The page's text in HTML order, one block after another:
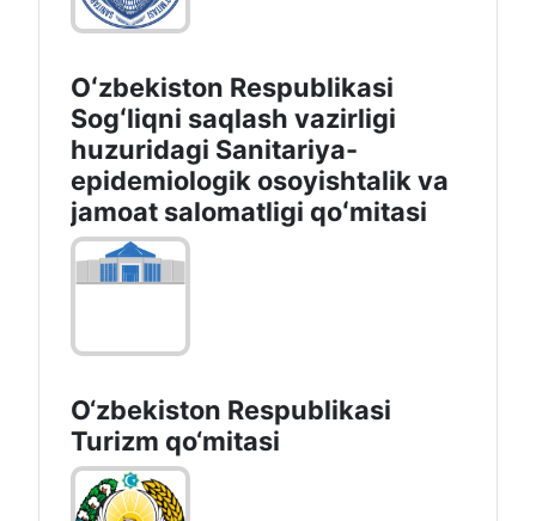
Oʻzbekiston Respublikasi
Sogʻliqni saqlash vazirligi
huzuridagi Sanitariya-
epidemiologik osoyishtalik va
jamoat salomatligi qoʻmitasi
O‘zbekiston Respublikasi
Turizm qo‘mitasi